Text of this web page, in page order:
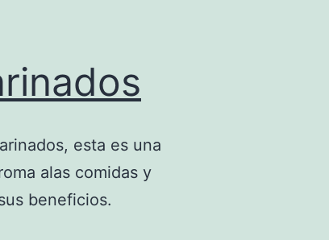
esta es una
alas comidas y
beneficios.